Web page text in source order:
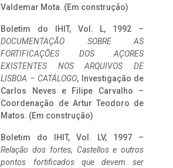
Valdemar Mota. (Em construção)
Boletim do IHIT, Vol. L, 1992 –
DOCUMENTAÇÃO SOBRE AS
FORTIFICAÇÕES DOS AÇORES
EXISTENTES NOS ARQUIVOS DE
LISBOA – CATÁLOGO, Investigação de
Carlos Neves e Filipe Carvalho –
Coordenação de Artur Teodoro de
Matos. (Em construção)
Boletim do IHIT, Vol. LV, 1997 –
Relação dos fortes, Castellos e outros
pontos fortificados que devem ser